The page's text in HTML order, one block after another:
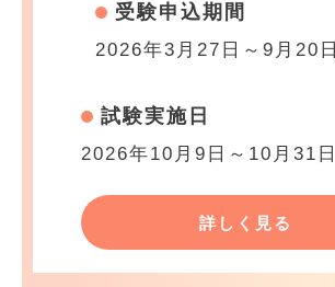
受験申込期間
2026年3月27日～9月20日
試験実施日
2026年10月9日～10月31日
詳しく見る